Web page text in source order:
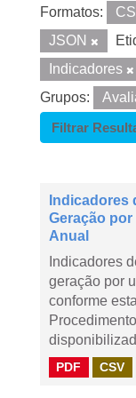
Formatos:
JSON
Indicadores
Grupos:
Filtrar
Indicadores
Geração
Anual
Indicadores
geração por
conforme
PDF CSV